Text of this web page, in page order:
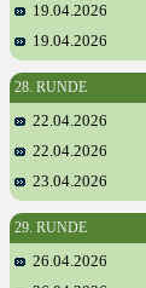
19.04.2026
19.04.2026
28. RUNDE
22.04.2026
22.04.2026
23.04.2026
29. RUNDE
26.04.2026